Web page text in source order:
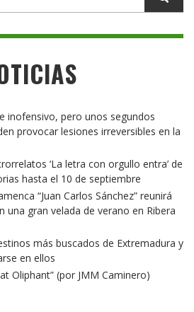
inofensivo, pero unos segundos
provocar lesiones irreversibles en la
‘La letra con orgullo entra’ de
hasta el 10 de septiembre
“Juan Carlos Sánchez” reunirá
una gran velada de verano en Ribera
más buscados de Extremadura y
en ellos
Oliphant” (por JMM Caminero)